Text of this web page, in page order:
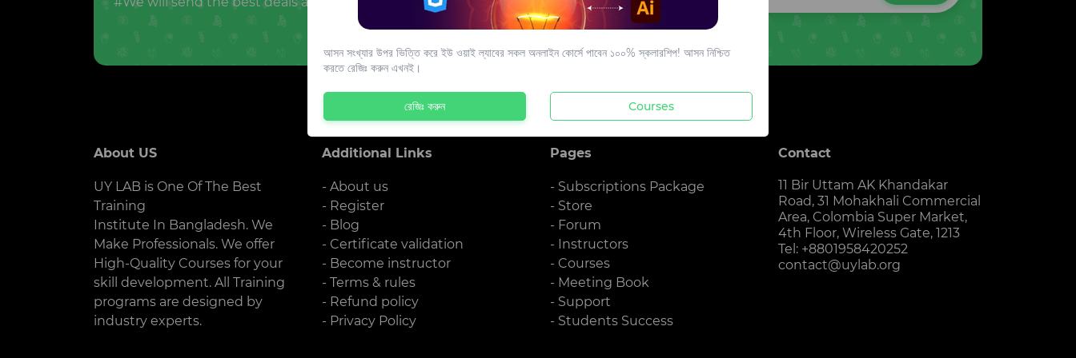
About US
UY LAB is One Of The Best
Training
Institute In Bangladesh. We
Make Professionals. We offer
High-Quality Courses for your
skill development. All Training
programs are designed by
industry experts.
Additional Links
- About us
- Register
- Blog
- Certificate validation
- Become instructor
- Terms & rules
- Refund policy
- Privacy Policy
Pages
- Subscriptions Package
- Store
- Forum
- Instructors
- Courses
- Meeting Book
- Support
- Students Success
Contact
11 Bir Uttam AK Khandakar
Road, 31 Mohakhali Commercial
Area, Colombia Super Market,
4th Floor, Wireless Gate, 1213
Tel: +8801958420252
contact@uylab.org
আসন সংখ্যার উপর ভিত্তি করে ইউ ওয়াই ল্যাবের সকল অনলাইন কোর্সে পাবেন ১০০% স্কলারশিপ! আসন নিশ্চিত
করতে রেজিঃ করুন এখনই।
রেজিঃ করুন Courses